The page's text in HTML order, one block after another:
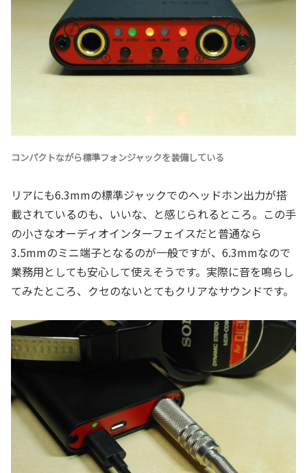
コンパクトながら標準フォンジャックを装備している
リアにも6.3mmの標準ジャックでのヘッドホン出力が搭
載されているのも、いいな、と感じられるところ。この手
の小さなオーディオインターフェイスだと普通なら
3.5mmのミニ端子となるのが一般ですが、6.3mmなので
業務用としても安心して使えそうです。実際に音を鳴らし
てみたところ、クセのないとてもクリアなサウンドです。